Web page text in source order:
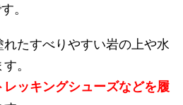
。
れたすべりやすい岩の上や水
。
レッキングシューズなどを履